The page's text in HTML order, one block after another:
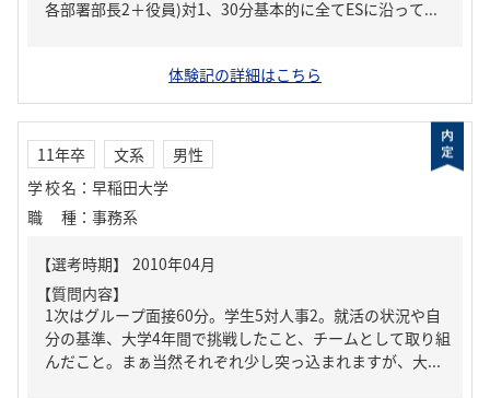
各部署部長2＋役員)対1、30分基本的に全てESに沿って...
体験記の詳細はこちら
11年卒 文系
男性
学校名 ： 早稲田大学
職種 ： 事務系
【質問内容】
1次はグループ面接60分。学生5対人事2。就活の状況や自
分の基準、大学4年間で挑戦したこと、チームとして取り組
んだこと。まぁ当然それぞれ少し突っ込まれますが、大...